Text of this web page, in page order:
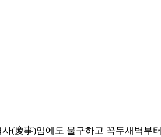
(慶事)임에도 불구하고 꼭두새벽부